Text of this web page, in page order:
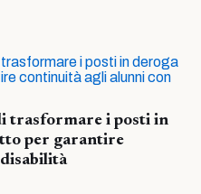
trasformare i posti in
per garantire